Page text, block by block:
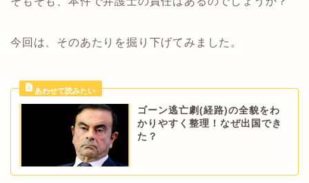
今回は、そのあたりを掘り下げてみました。
ゴーン逃亡劇(経路)の全貌をわ
かりやすく整理！なぜ出国でき
た？